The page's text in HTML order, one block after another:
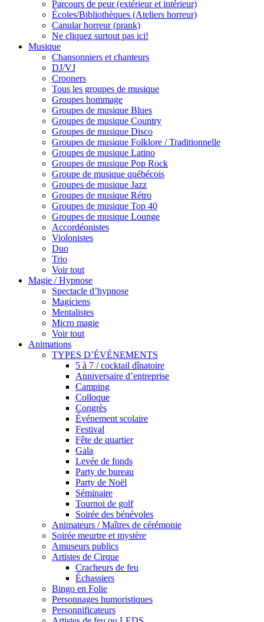
Parcours de peur (extérieur et intérieur)
Écoles/Bibliothèques (Ateliers horreur)
Canular horreur (prank)
Ne cliquez surtout pas ici!
Musique
Chansonniers et chanteurs
DJ/VJ
Crooners
Tous les groupes de musique
Groupes hommage
Groupes de musique Blues
Groupes de musique Country
Groupes de musique Disco
Groupes de musique Folklore / Traditionnelle
Groupes de musique Latino
Groupes de musique Pop Rock
Groupe de musique québécois
Groupes de musique Jazz
Groupes de musique Rétro
Groupes de musique Top 40
Groupes de musique Lounge
Accordéonistes
Violonistes
Duo
Trio
Voir tout
Magie / Hypnose
Spectacle d’hypnose
Magiciens
Mentalistes
Micro magie
Voir tout
Animations
TYPES D’ÉVÉNEMENTS
5 à 7 / cocktail dînatoire
Anniversaire d’entreprise
Camping
Colloque
Congrès
Événement scolaire
Festival
Fête de quartier
Gala
Levée de fonds
Party de bureau
Party de Noël
Séminaire
Tournoi de golf
Soirée des bénévoles
Animateurs / Maîtres de cérémonie
Soirée meurtre et mystère
Amuseurs publics
Artistes de Cirque
Cracheurs de feu
Échassiers
Bingo en Folie
Personnages humoristiques
Personnificateurs